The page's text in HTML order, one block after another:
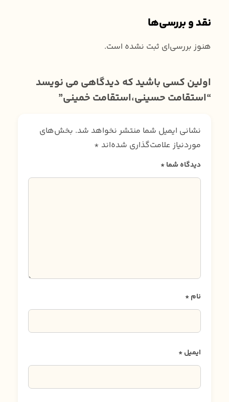
نقد و بررسی‌ها
هنوز بررسی‌ای ثبت نشده است.
اولین کسی باشید که دیدگاهی می نویسد
“استقامت حسینی،استقامت خمینی”
نشانی ایمیل شما منتشر نخواهد شد. بخش‌های
موردنیاز علامت‌گذاری شده‌اند *
دیدگاه شما*
نام*
ایمیل*